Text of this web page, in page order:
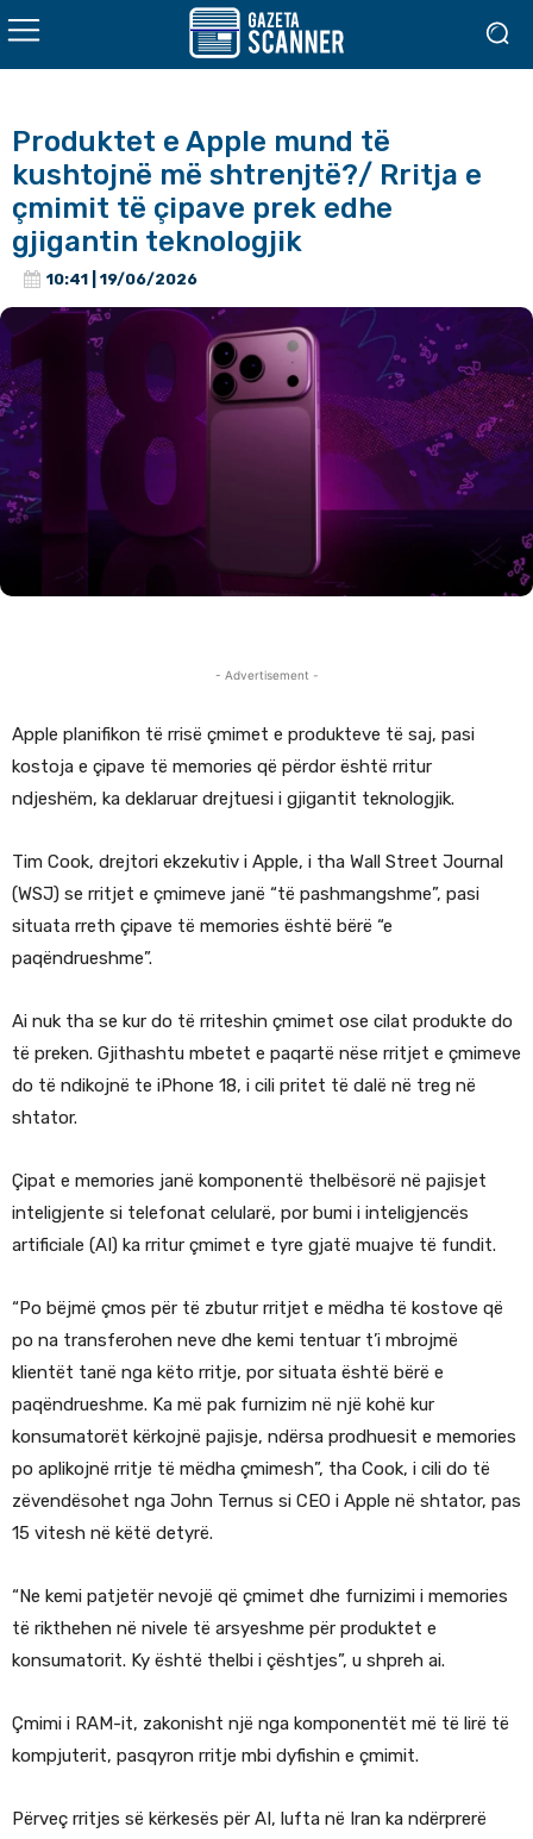
Produktet e Apple mund të
kushtojnë më shtrenjtë?/ Rritja e
çmimit të çipave prek edhe
gjigantin teknologjik
10:41 | 19/06/2026
- Advertisement -
Apple planifikon të rrisë çmimet e produkteve të saj, pasi
kostoja e çipave të memories që përdor është rritur
ndjeshëm, ka deklaruar drejtuesi i gjigantit teknologjik.
Tim Cook, drejtori ekzekutiv i Apple, i tha Wall Street Journal
(WSJ) se rritjet e çmimeve janë “të pashmangshme”, pasi
situata rreth çipave të memories është bërë “e
paqëndrueshme”.
Ai nuk tha se kur do të rriteshin çmimet ose cilat produkte do
të preken. Gjithashtu mbetet e paqartë nëse rritjet e çmimeve
do të ndikojnë te iPhone 18, i cili pritet të dalë në treg në
shtator.
Çipat e memories janë komponentë thelbësorë në pajisjet
inteligjente si telefonat celularë, por bumi i inteligjencës
artificiale (AI) ka rritur çmimet e tyre gjatë muajve të fundit.
“Po bëjmë çmos për të zbutur rritjet e mëdha të kostove që
po na transferohen neve dhe kemi tentuar t’i mbrojmë
klientët tanë nga këto rritje, por situata është bërë e
paqëndrueshme. Ka më pak furnizim në një kohë kur
konsumatorët kërkojnë pajisje, ndërsa prodhuesit e memories
po aplikojnë rritje të mëdha çmimesh”, tha Cook, i cili do të
zëvendësohet nga John Ternus si CEO i Apple në shtator, pas
15 vitesh në këtë detyrë.
“Ne kemi patjetër nevojë që çmimet dhe furnizimi i memories
të rikthehen në nivele të arsyeshme për produktet e
konsumatorit. Ky është thelbi i çështjes”, u shpreh ai.
Çmimi i RAM-it, zakonisht një nga komponentët më të lirë të
kompjuterit, pasqyron rritje mbi dyfishin e çmimit.
Përveç rritjes së kërkesës për AI, lufta në Iran ka ndërprerë